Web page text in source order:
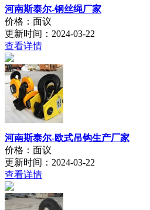
河南斯泰尔-钢丝绳厂家
价格：面议
更新时间：2024-03-22
查看详情
河南斯泰尔-欧式吊钩生产厂家
价格：面议
更新时间：2024-03-22
查看详情